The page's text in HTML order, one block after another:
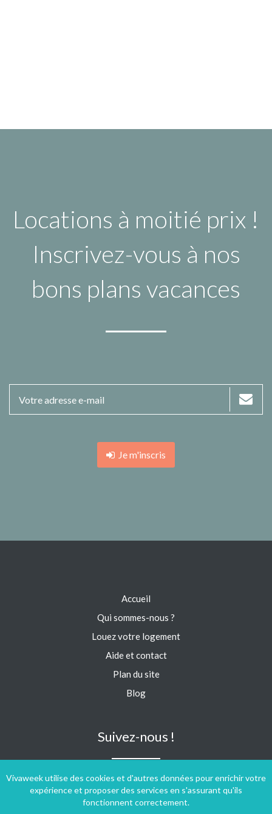
Locations à moitié prix !
Inscrivez-vous à nos
bons plans vacances
Je m'inscris
Vivaweek utilise des cookies et d'autres données pour enrichir votre
expérience et proposer des services en s'assurant qu'ils
fonctionnent correctement.
Accueil
Qui sommes-nous ?
Louez votre logement
Aide et contact
Plan du site
Blog
Suivez-nous !